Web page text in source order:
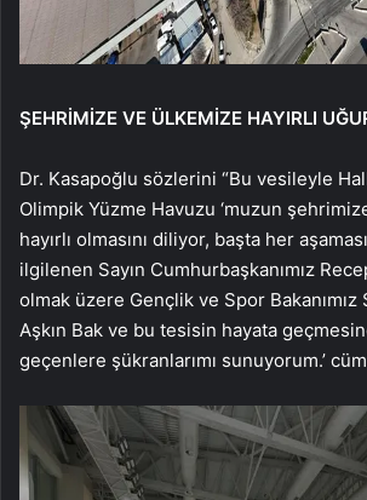
ŞEHRİMİZE VE ÜLKEMİZE HAYIRLI
Dr. Kasapoğlu sözlerini “Bu vesileyle
Olimpik Yüzme Havuzu ‘muzun
hayırlı olmasını diliyor, başta her
ilgilenen Sayın Cumhurbaşkanımız
olmak üzere Gençlik ve Spor Bakanımız
Aşkın Bak ve bu tesisin hayata
geçenlere şükranlarımı sunuyorum.’